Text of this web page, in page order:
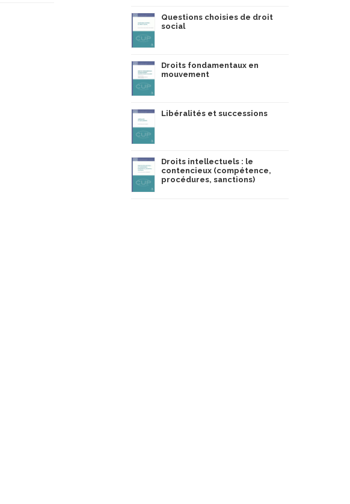
Questions choisies de droit
social
Droits fondamentaux en
mouvement
Libéralités et successions
Droits intellectuels : le
contencieux (compétence,
procédures, sanctions)